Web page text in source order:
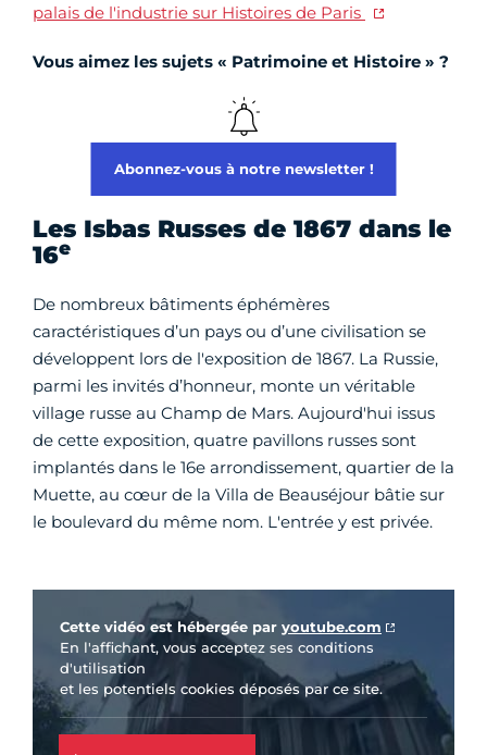
palais de l'industrie sur Histoires de Paris
Vous aimez les sujets « Patrimoine et Histoire » ?
Abonnez-vous à notre newsletter !
Les Isbas Russes de 1867 dans le
16e
De nombreux bâtiments éphémères
caractéristiques d’un pays ou d’une civilisation se
développent lors de l'exposition de 1867. La Russie,
parmi les invités d’honneur, monte un véritable
village russe au Champ de Mars. Aujourd'hui issus
de cette exposition, quatre pavillons russes sont
implantés dans le 16e arrondissement, quartier de la
Muette, au cœur de la Villa de Beauséjour bâtie sur
le boulevard du même nom. L'entrée y est privée.
Cette vidéo est hébergée par youtube.com
En l'affichant, vous acceptez ses conditions
d'utilisation
et les potentiels cookies déposés par ce site.